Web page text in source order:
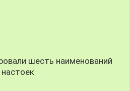
шесть наименований
настоек